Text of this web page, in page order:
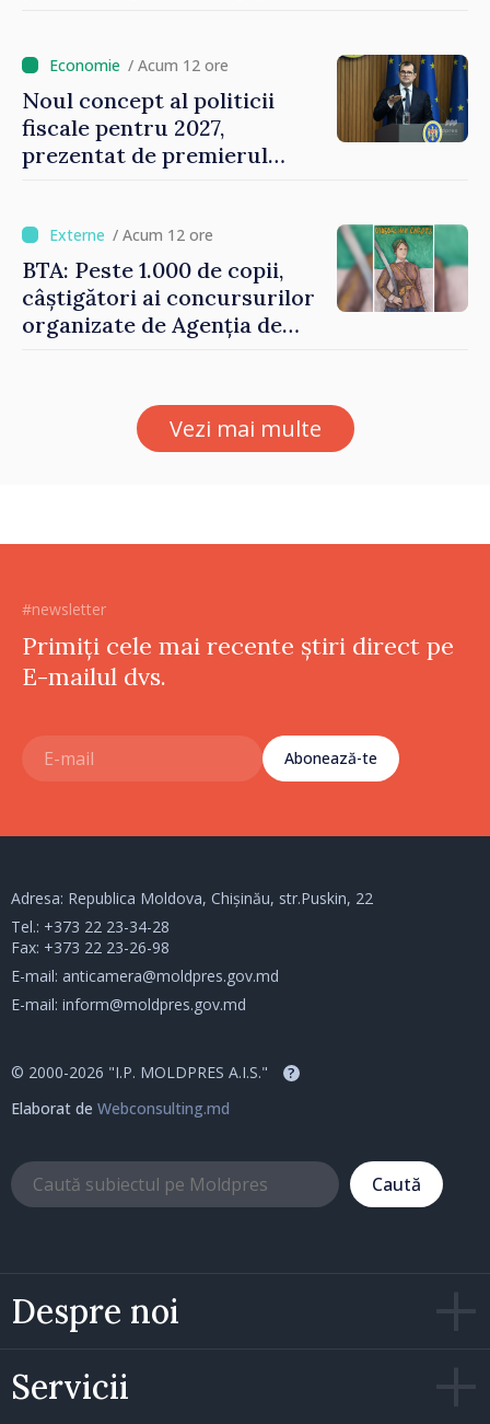
oamenilor”/ Acum 12 ore
Noul concept al politicii
fiscale pentru 2027,
prezentat de premierul
investițiile, taxăm viciile și
echilibrăm taxarea
consumului”
/ Acum 12 ore
BTA: Peste 1.000 de copii,
câștigători ai concursurilor
organizate de Agenția de
Vezi mai multe
#newsletter
Primiți cele mai recente știri direct pe
E-mailul dvs.
Abonează-te
Despre noi
Servicii
Adresa: Republica Moldova, Chișinău, str.Puskin, 22
Tel.: +373 22 23-34-28
Fax: +373 22 23-26-98
E-mail: anticamera@moldpres.gov.md
E-mail: inform@moldpres.gov.md
© 2000-2026 "I.P. MOLDPRES A.I.S." ?
Elaborat de Webconsulting.md
Caută